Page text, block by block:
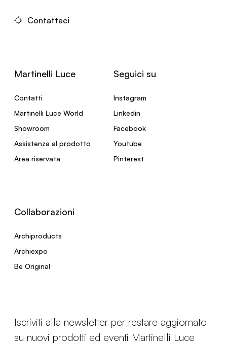
Contattaci
Martinelli Luce
Contatti
Martinelli Luce World
Showroom
Assistenza al prodotto
Area riservata
Seguici su
Instagram
Linkedin
Facebook
Youtube
Pinterest
Collaborazioni
Archiproducts
Archiexpo
Be Original
Iscriviti alla newsletter per restare aggiornato
su nuovi prodotti ed eventi Martinelli Luce